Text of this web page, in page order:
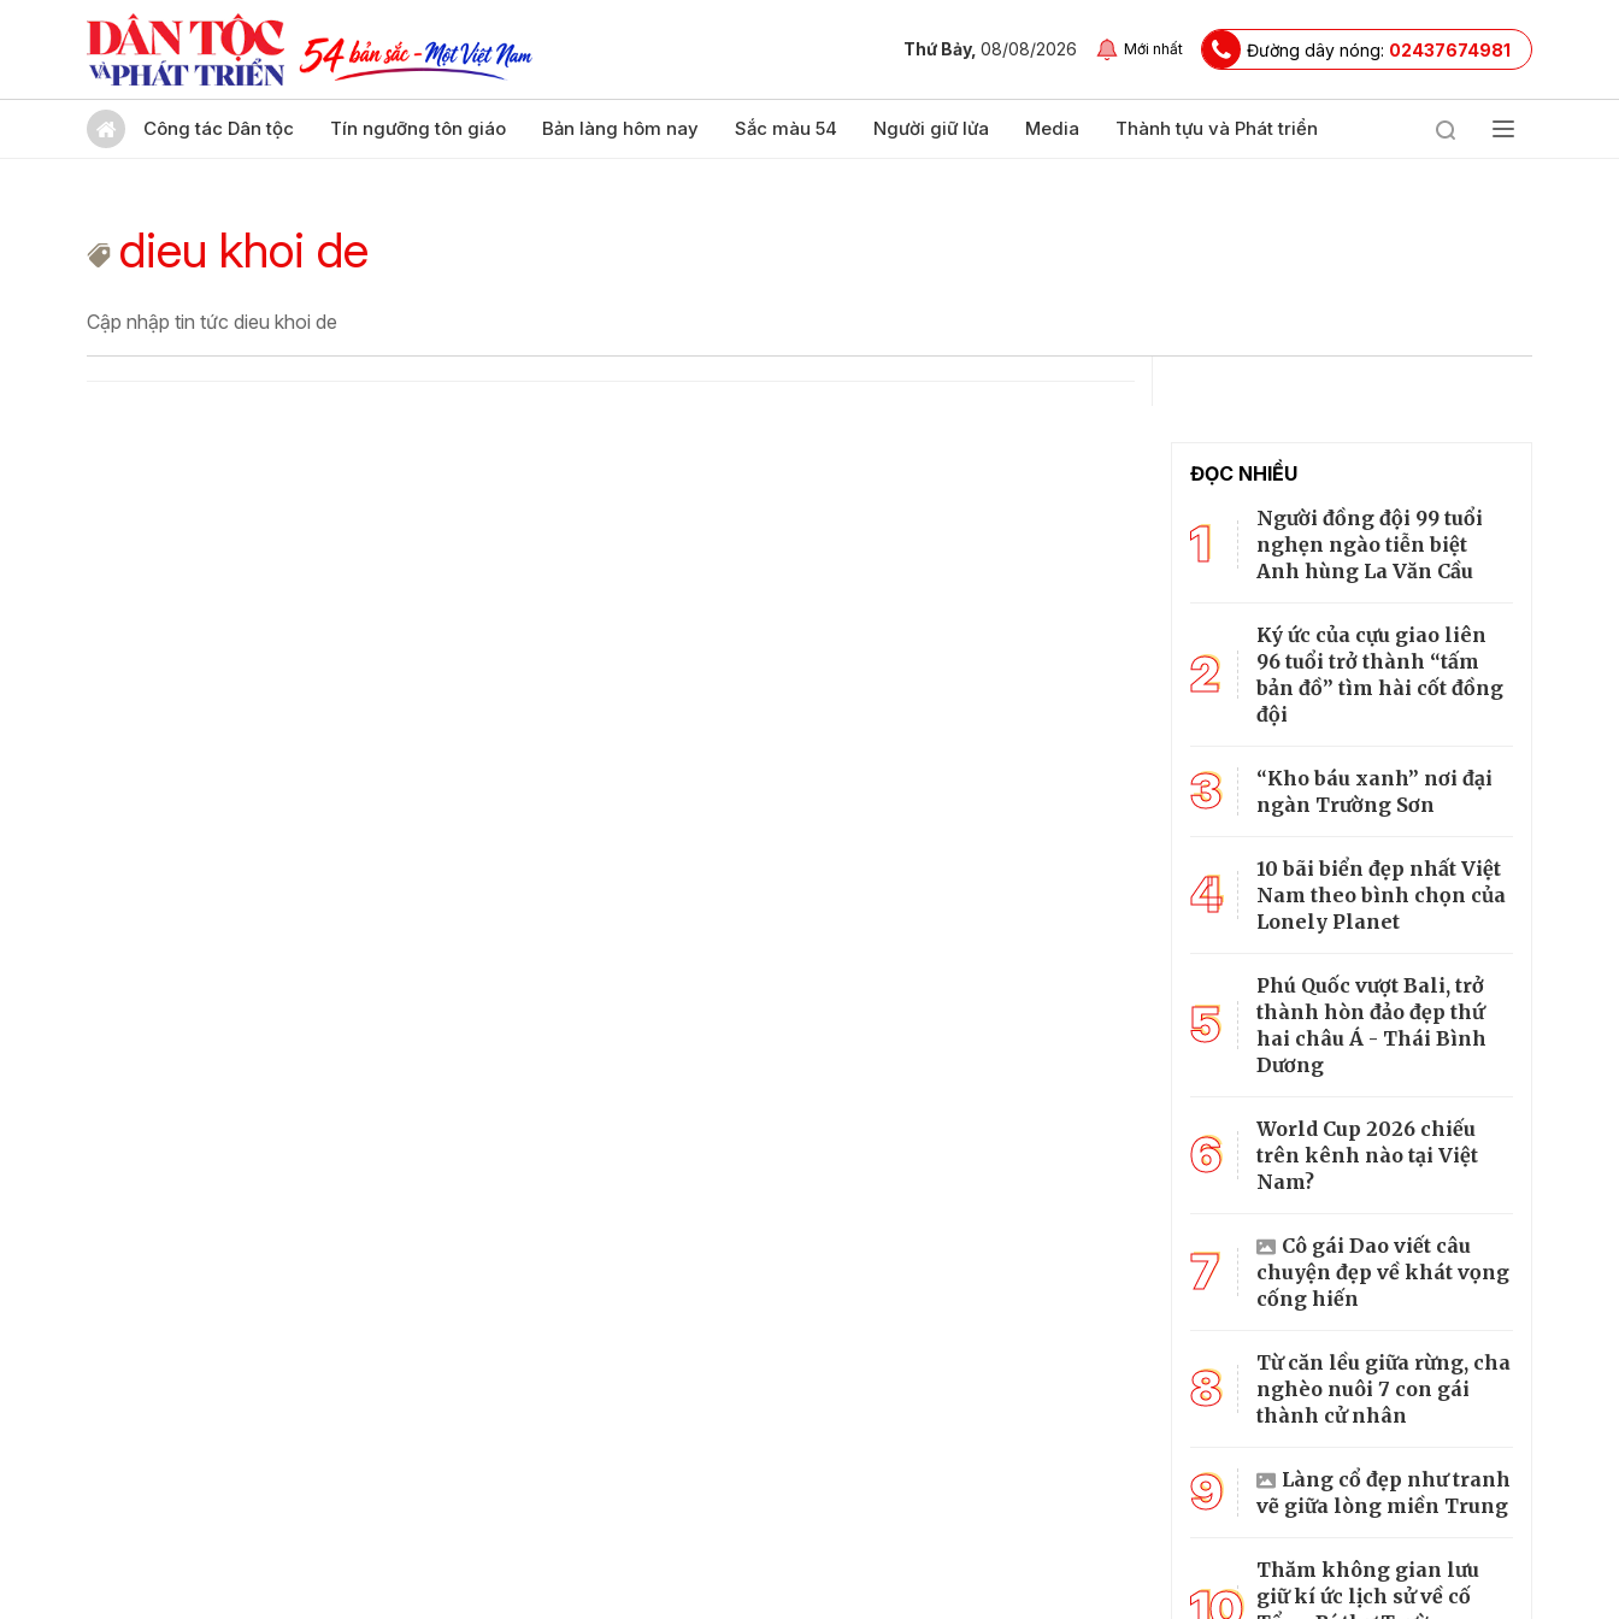
Thứ Bảy, 08/08/2026 Mới nhất Đường dây nóng: 02437674981
Công tác Dân tộc Tín ngưỡng tôn giáo Bản làng hôm nay Sắc màu 54 Người giữ lửa Media Thành tựu và Phát triển
dieu khoi de
Cập nhập tin tức dieu khoi de
ĐỌC NHIỀU
1
Người đồng đội 99 tuổi
nghẹn ngào tiễn biệt
Anh hùng La Văn Cầu
2
Ký ức của cựu giao liên
96 tuổi trở thành “tấm
bản đồ” tìm hài cốt đồng
đội
3
“Kho báu xanh” nơi đại
ngàn Trường Sơn
4
10 bãi biển đẹp nhất Việt
Nam theo bình chọn của
Lonely Planet
5
Phú Quốc vượt Bali, trở
thành hòn đảo đẹp thứ
hai châu Á - Thái Bình
Dương
6
World Cup 2026 chiếu
trên kênh nào tại Việt
Nam?
7
Cô gái Dao viết câu
chuyện đẹp về khát vọng
cống hiến
8
Từ căn lều giữa rừng, cha
nghèo nuôi 7 con gái
thành cử nhân
9
Làng cổ đẹp như tranh
vẽ giữa lòng miền Trung
Thăm không gian lưu
giữ kí ức lịch sử về cố